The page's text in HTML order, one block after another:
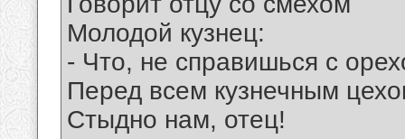
Молодой кузнец:
- Что, не справишься с
Перед всем кузнечным
Стыдно нам, отец!